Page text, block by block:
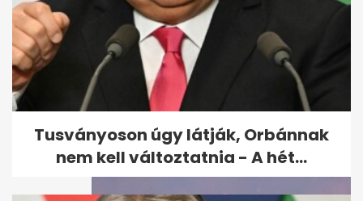
A Tisza Párt a miniszterelnök
fizetését a tanárok béréhez...
Tusványoson úgy látják, Orbánnak
nem kell változtatnia - A hét...